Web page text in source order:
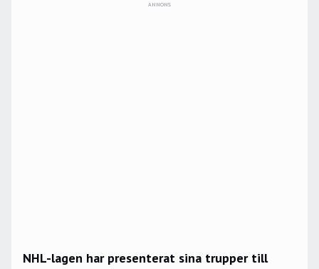
ANNONS
NHL-lagen har presenterat sina trupper till